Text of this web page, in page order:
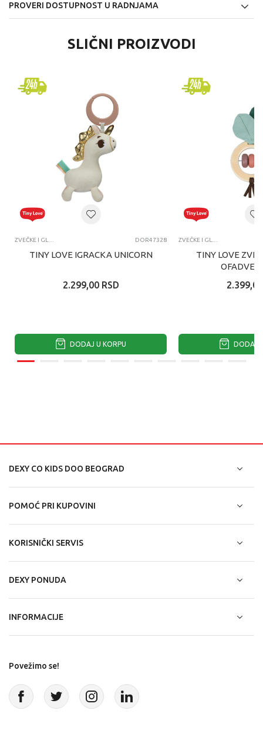
PROVERI DOSTUPNOST U RADNJAMA
SLIČNI PROIZVODI
ZVEČKE I GLODALICE DOR47328
TINY LOVE IGRACKA UNICORN
2.299,00 RSD
DODAJ U KORPU
ZVEČKE I GLODALICE
TINY LOVE
2.399,00
DODAJ
DEXY CO KIDS DOO BEOGRAD
POMOĆ PRI KUPOVINI
KORISNIČKI SERVIS
DEXY PONUDA
INFORMACIJE
Povežimo se!